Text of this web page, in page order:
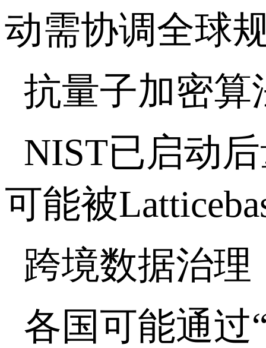
动需协调全球
抗量子加密
NIST已启动
可能被
跨境数据治
各国可能通过